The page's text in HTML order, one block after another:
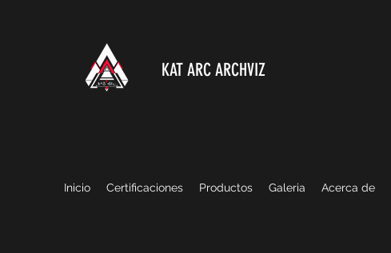
KAT ARC ARCHVIZ
Inicio Certificaciones Productos Galeria Acerca de